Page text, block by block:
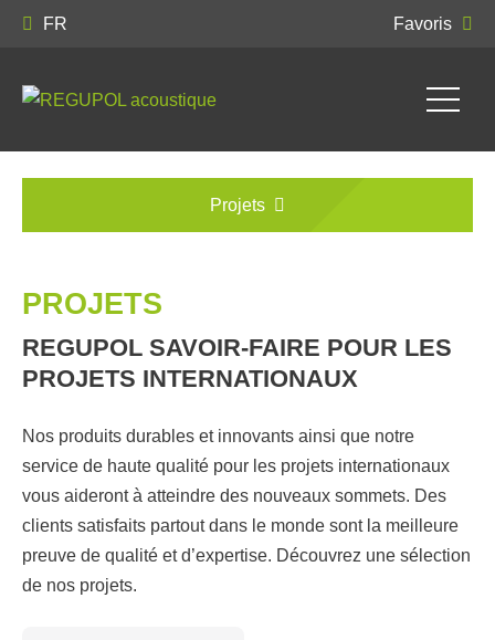
FR Favoris
Projets
PROJETS
REGUPOL SAVOIR-FAIRE POUR LES
PROJETS INTERNATIONAUX
Nos produits durables et innovants ainsi que notre
service de haute qualité pour les projets internationaux
vous aideront à atteindre des nouveaux sommets. Des
clients satisfaits partout dans le monde sont la meilleure
preuve de qualité et d’expertise. Découvrez une sélection
de nos projets.